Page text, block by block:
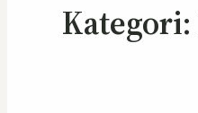
Kategori: